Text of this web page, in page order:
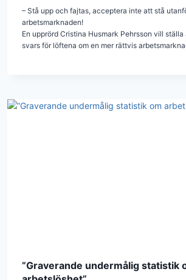
– Stå upp och fajtas, acceptera inte att stå
arbetsmarknaden!
En upprörd Cristina Husmark Pehrsson vill
svars för löftena om en mer rättvis
”Graverande undermålig statistik